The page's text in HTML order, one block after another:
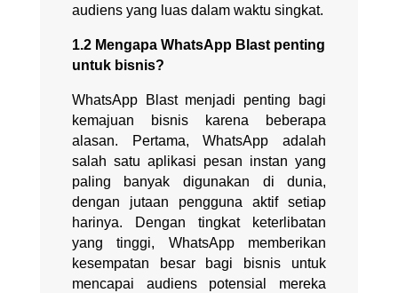
audiens yang luas dalam waktu singkat.
1.2 Mengapa WhatsApp Blast penting
untuk bisnis?
WhatsApp Blast menjadi penting bagi
kemajuan bisnis karena beberapa
alasan. Pertama, WhatsApp adalah
salah satu aplikasi pesan instan yang
paling banyak digunakan di dunia,
dengan jutaan pengguna aktif setiap
harinya. Dengan tingkat keterlibatan
yang tinggi, WhatsApp memberikan
kesempatan besar bagi bisnis untuk
mencapai audiens potensial mereka